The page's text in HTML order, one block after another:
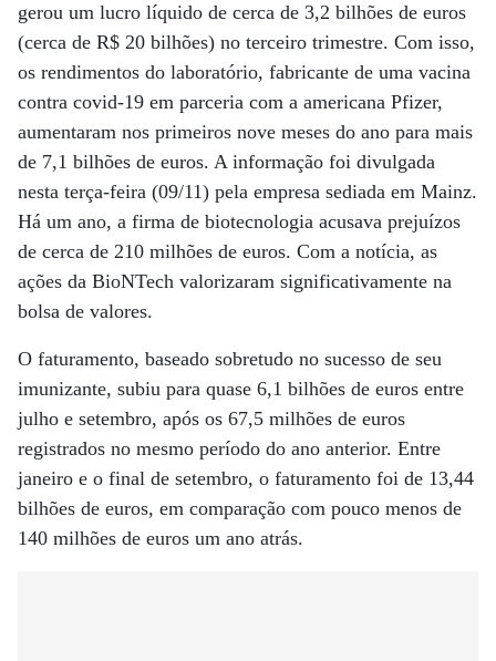
gerou um lucro líquido de cerca de 3,2 bilhões de euros
(cerca de R$ 20 bilhões) no terceiro trimestre. Com isso,
os rendimentos do laboratório, fabricante de uma vacina
contra covid-19 em parceria com a americana Pfizer,
aumentaram nos primeiros nove meses do ano para mais
de 7,1 bilhões de euros. A informação foi divulgada
nesta terça-feira (09/11) pela empresa sediada em Mainz.
Há um ano, a firma de biotecnologia acusava prejuízos
de cerca de 210 milhões de euros. Com a notícia, as
ações da BioNTech valorizaram significativamente na
bolsa de valores.
O faturamento, baseado sobretudo no sucesso de seu
imunizante, subiu para quase 6,1 bilhões de euros entre
julho e setembro, após os 67,5 milhões de euros
registrados no mesmo período do ano anterior. Entre
janeiro e o final de setembro, o faturamento foi de 13,44
bilhões de euros, em comparação com pouco menos de
140 milhões de euros um ano atrás.